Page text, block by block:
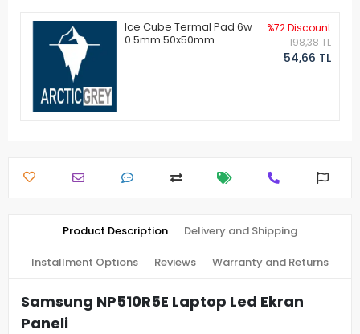
Ice Cube Termal Pad 6w
0.5mm 50x50mm
%72 Discount
198,38 TL
54,66 TL
Product Description Delivery and Shipping
Installment Options Reviews Warranty and Returns
Samsung NP510R5E Laptop Led Ekran
Paneli